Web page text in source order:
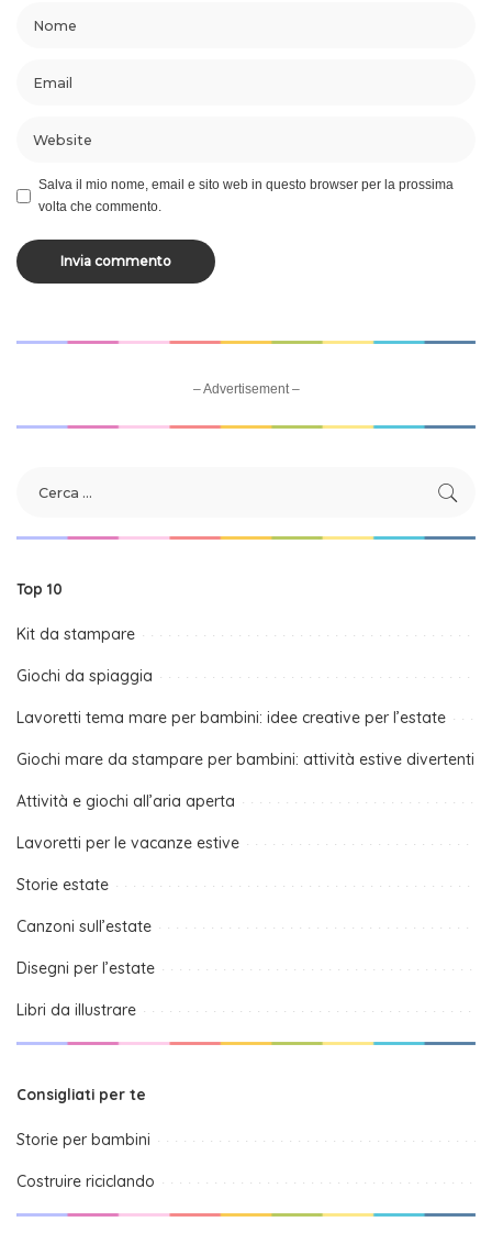
Salva il mio nome, email e sito web in questo browser per la prossima
volta che commento.
– Advertisement –
Top 10
Kit da stampare
Giochi da spiaggia
Lavoretti tema mare per bambini: idee creative per l’estate
Giochi mare da stampare per bambini: attività estive divertenti
Attività e giochi all’aria aperta
Lavoretti per le vacanze estive
Storie estate
Canzoni sull’estate
Disegni per l’estate
Libri da illustrare
Consigliati per te
Storie per bambini
Costruire riciclando